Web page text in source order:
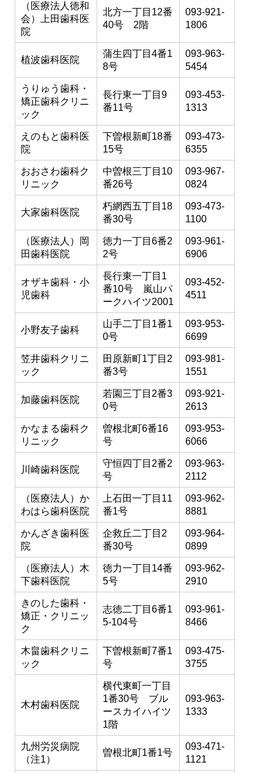
（医療法人徳和
会）上田歯科医
院
北方一丁目12番
40号 2階
093-921-
1806
植波歯科医院
蒲生四丁目4番1
8号
093-963-
5454
うりゅう歯科・
矯正歯科クリニ
ック
長行東一丁目9
番11号
093-453-
1313
えのもと歯科医
院
下曽根新町18番
15号
093-473-
6355
おおさわ歯科ク
リニック
中曽根三丁目10
番26号
093-967-
0824
大家歯科医院
朽網西五丁目18
番30号
093-473-
1100
（医療法人）岡
田歯科医院
徳力一丁目6番2
2号
093-961-
6906
オザキ歯科・小
児歯科
長行東一丁目1
番10号 嵐山パ
ークハイツ2001
093-452-
4511
小野友子歯科
山手二丁目1番1
0号
093-953-
6699
笠井歯科クリニ
ック
田原新町1丁目2
番3号
093-981-
1551
加藤歯科医院
若園三丁目2番3
0号
093-921-
2613
かなまる歯科ク
リニック
曽根北町6番16
号
093-953-
6066
川崎歯科医院
守恒四丁目2番2
号
093-963-
2112
（医療法人）か
わはら歯科医院
上石田一丁目11
番1号
093-962-
8881
かんざき歯科医
院
企救丘二丁目2
番30号
093-964-
0899
（医療法人）木
下歯科医院
徳力一丁目14番
5号
093-962-
2910
きのした歯科・
矯正・クリニッ
ク
志徳二丁目6番1
5-104号
093-961-
8466
木畠歯科クリニ
ック
下曽根新町7番1
号
093-475-
3755
木村歯科医院
横代東町一丁目
1番30号 ブル
ースカイハイツ
1階
093-963-
1333
九州労災病院
（注1）
曽根北町1番1号
093-471-
1121